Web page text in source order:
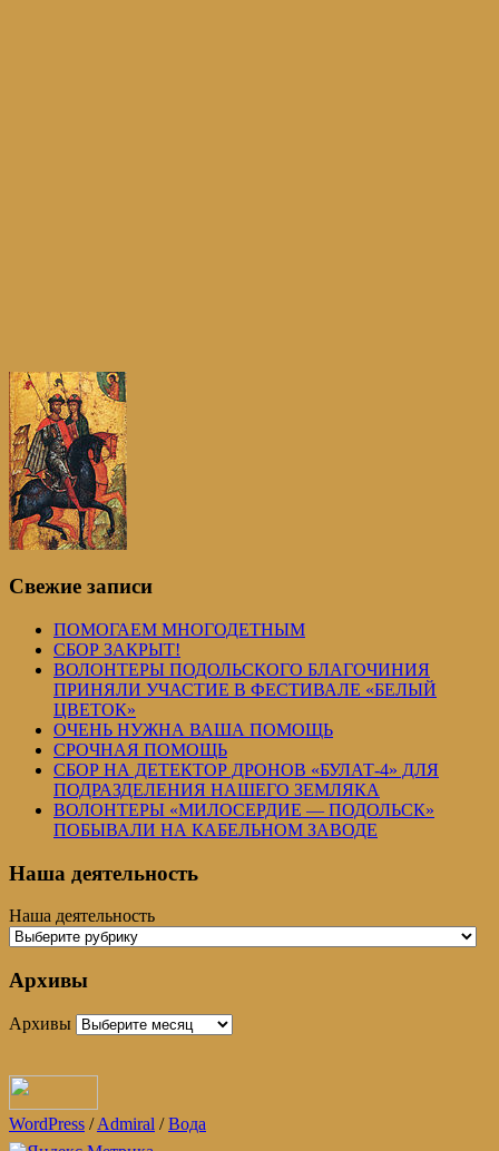
Свежие записи
ПОМОГАЕМ МНОГОДЕТНЫМ
СБОР ЗАКРЫТ!
ВОЛОНТЕРЫ ПОДОЛЬСКОГО БЛАГОЧИНИЯ
ПРИНЯЛИ УЧАСТИЕ В ФЕСТИВАЛЕ «БЕЛЫЙ
ЦВЕТОК»
ОЧЕНЬ НУЖНА ВАША ПОМОЩЬ
СРОЧНАЯ ПОМОЩЬ
СБОР НА ДЕТЕКТОР ДРОНОВ «БУЛАТ-4» ДЛЯ
ПОДРАЗДЕЛЕНИЯ НАШЕГО ЗЕМЛЯКА
ВОЛОНТЕРЫ «МИЛОСЕРДИЕ — ПОДОЛЬСК»
ПОБЫВАЛИ НА КАБЕЛЬНОМ ЗАВОДЕ
Наша деятельность
Наша деятельность
Архивы
Архивы
WordPress /Admiral /Вода